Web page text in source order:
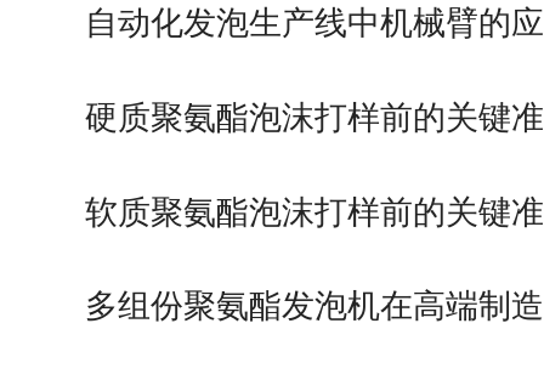
优势作用
自动化发泡生产线中机械臂的
硬质聚氨酯泡沫打样前的关键
软质聚氨酯泡沫打样前的关键
多组份聚氨酯发泡机在高端制